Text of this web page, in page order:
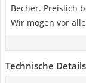
Becher. Preislich
Wir mögen vor
Technische Details